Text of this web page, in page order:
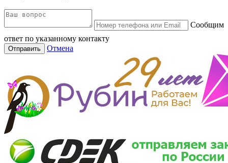
Сообщим
ответ по указанному контакту
Отправить Отмена